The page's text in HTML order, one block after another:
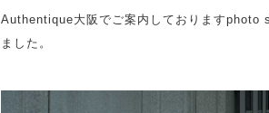
Authentique大阪でご案内しておりますphoto
ました。